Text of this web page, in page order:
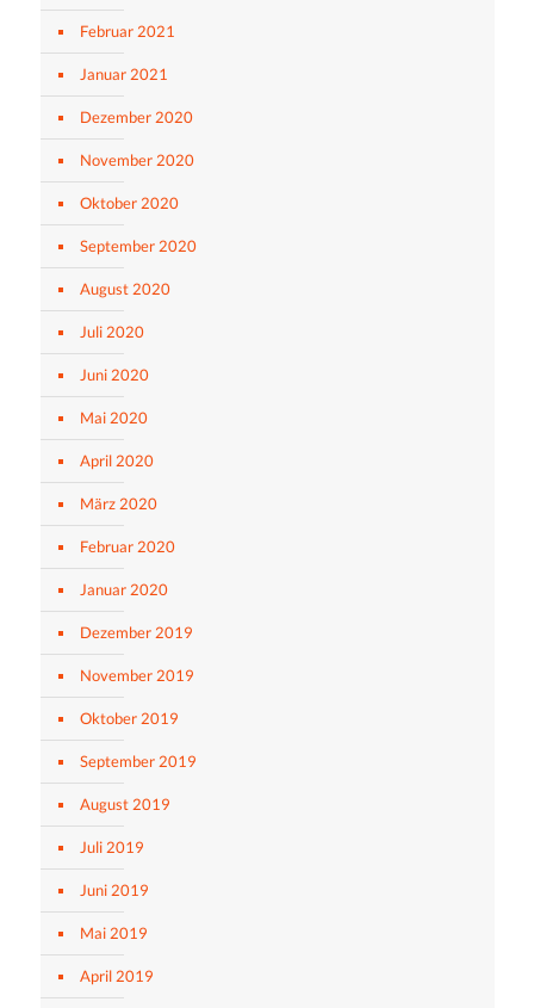
Februar 2021
Januar 2021
Dezember 2020
November 2020
Oktober 2020
September 2020
August 2020
Juli 2020
Juni 2020
Mai 2020
April 2020
März 2020
Februar 2020
Januar 2020
Dezember 2019
November 2019
Oktober 2019
September 2019
August 2019
Juli 2019
Juni 2019
Mai 2019
April 2019